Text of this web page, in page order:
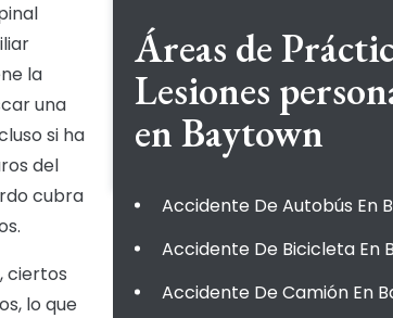
la
una
si ha
del
cubra
ciertos
lo que
Áreas de
Lesiones
en Baytown
Accidente De Autobús En
Accidente De Bicicleta En
Accidente De Camión En